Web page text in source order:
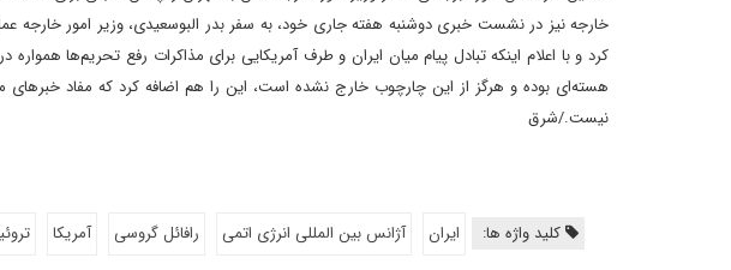
خارجه نیز در نشست خبری دوشنبه هفته جاری خود، به سفر بدر البوسعیدی، وزیر امور خارجه
کرد و با اعلام اینکه تبادل پیام میان ایران و طرف آمریکایی برای مذاکرات رفع تحریم‌ها
هسته‌ای بوده و هرگز از این چارچوب خارج نشده است، این را هم اضافه کرد که مفاد خبرهای
نیست./شرق
کلید واژه ها: ایران آژانس بین المللی انرژی اتمی رافائل گروسی آمریکا